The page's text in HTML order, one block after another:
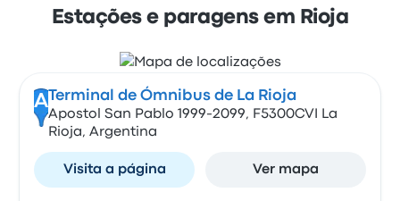
Estações e paragens em Rioja
A Terminal de Ómnibus de La Rioja
Apostol San Pablo 1999-2099, F5300CVI La
Rioja, Argentina
Visita a página Ver mapa